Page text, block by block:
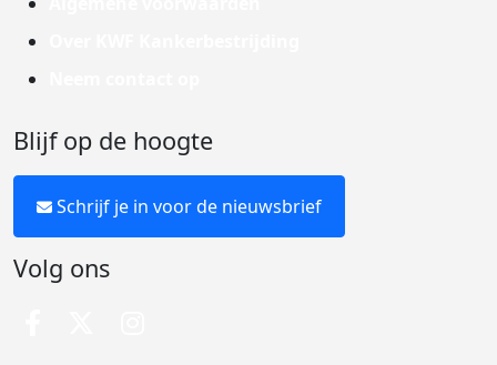
Blijf op de hoogte
Schrijf je in voor de nieuwsbrief
Volg ons